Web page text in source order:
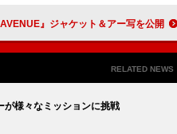
の遊び心”コンセプトの『HONEST AVENUE』ジャケット＆アー写を公開
RELATED NEWS
様々なミッションに挑戦